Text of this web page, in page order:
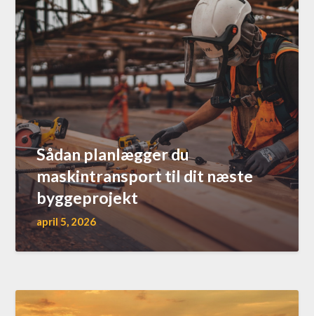
Sådan planlægger du
maskintransport til dit næste
byggeprojekt
april 5, 2026